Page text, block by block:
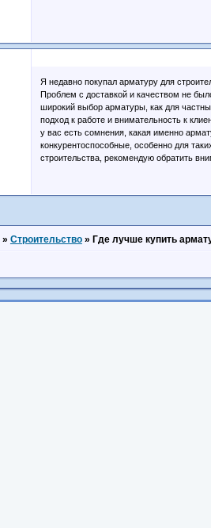
Я недавно покупал арматуру для
Проблем с доставкой и качеством не
широкий выбор арматуры, как для
подход к работе и внимательность к
у вас есть сомнения, какая именно
конкурентоспособные, особенно для
строительства, рекомендую обратить
» Строительство » Где лучше купить